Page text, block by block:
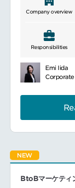
Company overview
Responsibilities
Emi Iida
NEW
BtoBマーケティ